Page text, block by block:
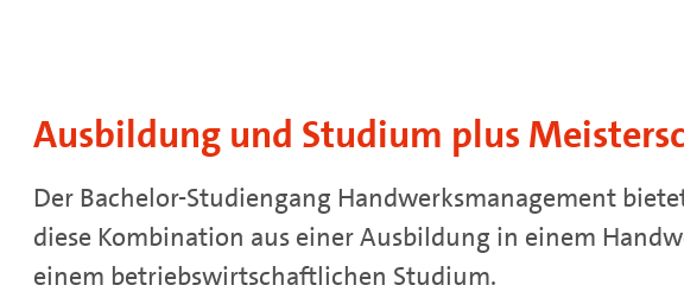
Ausbildung und Studium plus
Der Bachelor-Studiengang Handwerksmanagement
diese Kombination aus einer Ausbildung in einem
einem betriebswirtschaftlichen Studium.